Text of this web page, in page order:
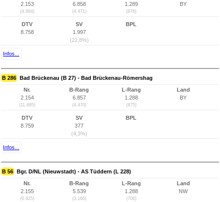
2.153
(4.884)
6.858
(4.471)
1.289
(876)
BY
DTV
8.758
SV
1.997
(22,8%)
BPL
Infos...
B 286 Bad Brückenau (B 27) - Bad Brückenau-Römershag
Nr.
2.154
(11.895)
B-Rang
6.857
(4.470)
L-Rang
1.288
(875)
Land
BY
DTV
8.759
SV
377
(4,3%)
BPL
Infos...
B 56 Bgr. D/NL (Nieuwstadt) - AS Tüddern (L 228)
Nr.
2.155
(6.925)
B-Rang
5.539
(3.166)
L-Rang
1.288
(706)
Land
NW